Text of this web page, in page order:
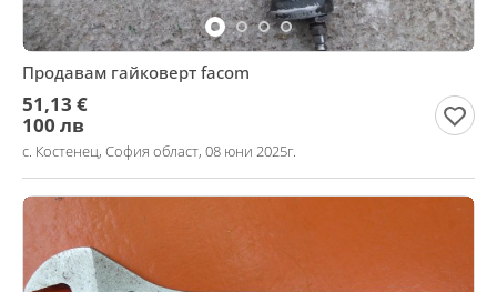
Продавам гайковерт facom
51,13 €
100 лв
с. Костенец, София област, 08 юни 2025г.